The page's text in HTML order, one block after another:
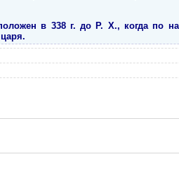
в 338 г. до Р. Х., когда по